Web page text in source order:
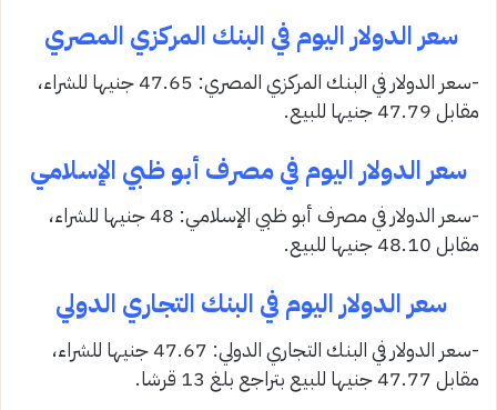
سعر الدولار اليوم في البنك المركزي المصري
-سعر الدولار في البنك المركزي المصري: 47.65 جنيها للشراء،
مقابل 47.79 جنيها للبيع.
سعر الدولار اليوم في مصرف أبو ظبي الإسلامي
-سعر الدولار في مصرف أبو ظبي الإسلامي: 48 جنيها للشراء،
مقابل 48.10 جنيها للبيع.
سعر الدولار اليوم في البنك التجاري الدولي
-سعر الدولار في البنك التجاري الدولي: 47.67 جنيها للشراء،
مقابل 47.77 جنيها للبيع بتراجع بلغ 13 قرشا.